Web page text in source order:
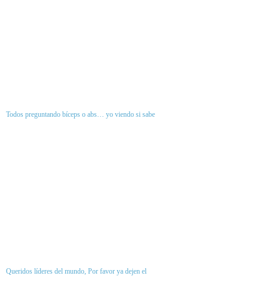
Todos preguntando bíceps o abs… yo viendo si sabe
Queridos líderes del mundo, Por favor ya dejen el